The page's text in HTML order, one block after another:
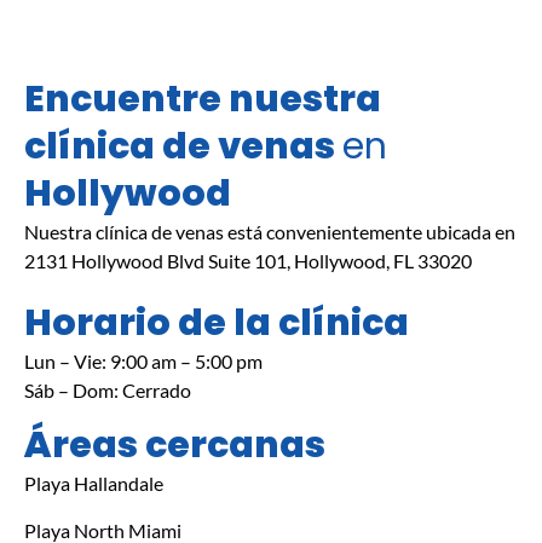
Encuentre nuestra
clínica de venasen
Hollywood
Nuestra clínica de venas está convenientemente ubicada en
2131 Hollywood Blvd Suite 101, Hollywood, FL 33020
Horario de la clínica
Lun – Vie: 9:00 am – 5:00 pm
Sáb – Dom: Cerrado
Áreas cercanas
Playa Hallandale
Playa North Miami